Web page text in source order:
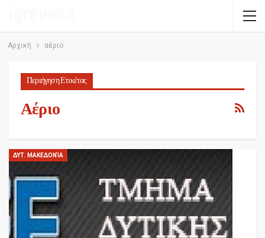
Αρχική αέριο
Περιήγηση Ετικέτας
Αέριο
ΔΥΤ. ΜΑΚΕΔΟΝΊΑ